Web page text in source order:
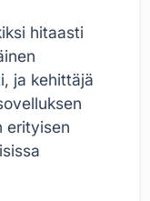
hitaasti
ja kehittäjä
erityisen